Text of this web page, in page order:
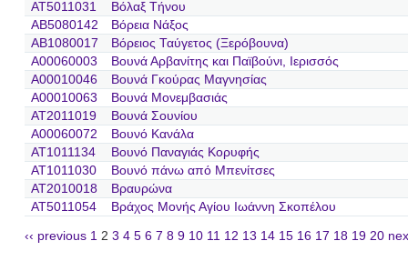
AT5011031
Βόλαξ Τήνου
AB5080142
Βόρεια Νάξος
AB1080017
Βόρειος Ταύγετος (Ξερόβουνα)
A00060003
Βουνά Αρβανίτης και Παϊβούνι, Ιερισσός
A00010046
Βουνά Γκούρας Μαγνησίας
A00010063
Βουνά Μονεμβασιάς
AT2011019
Βουνά Σουνίου
A00060072
Βουνό Κανάλα
AT1011134
Βουνό Παναγιάς Κορυφής
AT1011030
Βουνό πάνω από Μπενίτσες
AT2010018
Βραυρώνα
AT5011054
Βράχος Μονής Αγίου Ιωάννη Σκοπέλου
‹‹ previous 1 2 3 4 5 6 7 8 9 10 11 12 13 14 15 16 17 18 19 20